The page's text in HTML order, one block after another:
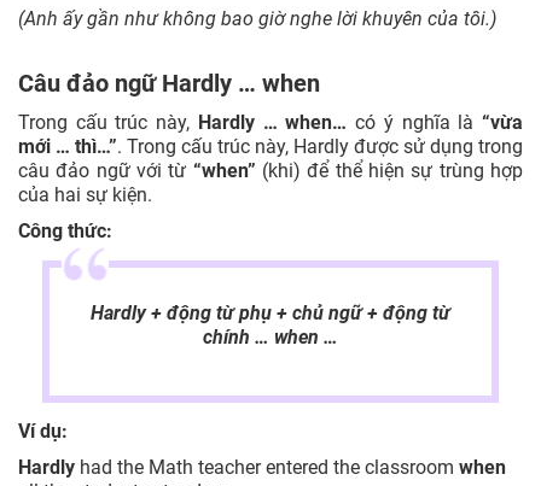
(Anh ấy gần như không bao giờ nghe lời khuyên của tôi.)
Câu đảo ngữ Hardly … when
Trong cấu trúc này, Hardly … when… có ý nghĩa là“vừa
mới … thì…”. Trong cấu trúc này, Hardly được sử dụng trong
câu đảo ngữ với từ “when” (khi) để thể hiện sự trùng hợp
của hai sự kiện.
Công thức:
Hardly + động từ phụ + chủ ngữ + động từ
chính … when …
Ví dụ:
Hardly had the Math teacher entered the classroom when